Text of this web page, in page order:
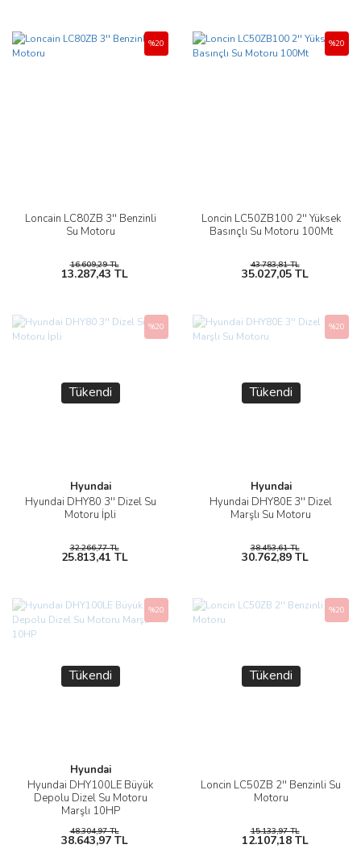
Loncain LC80ZB 3'' Benzinli
Su Motoru
%20
16.609,29 TL
13.287,43 TL
Loncin LC50ZB100 2'' Yüksek
Basınçlı Su Motoru 100Mt
%20
43.783,81 TL
35.027,05 TL
Tükendi
Hyundai
Hyundai DHY80 3'' Dizel Su
Motoru İpli
%20
32.266,77 TL
25.813,41 TL
Tükendi
Hyundai
Hyundai DHY80E 3'' Dizel
Marşlı Su Motoru
%20
38.453,61 TL
30.762,89 TL
Tükendi
Hyundai
Hyundai DHY100LE Büyük
Depolu Dizel Su Motoru
Marşlı 10HP
%20
48.304,97 TL
38.643,97 TL
Tükendi
Loncin LC50ZB 2'' Benzinli Su
Motoru
%20
15.133,97 TL
12.107,18 TL